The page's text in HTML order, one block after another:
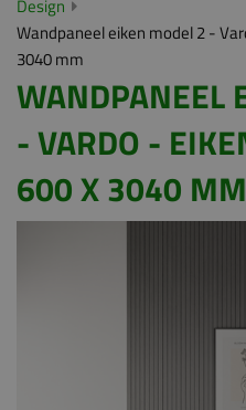
Design
Wandpaneel eiken model 2 -
3040 mm
WANDPANEEL
- VARDO -
600 X 3040 MM